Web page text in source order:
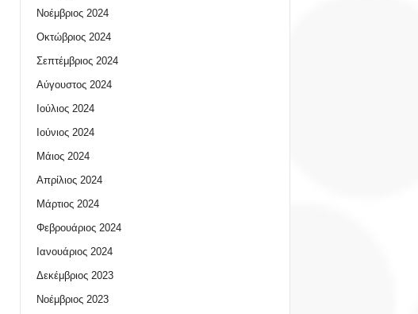
Νοέμβριος 2024
Οκτώβριος 2024
Σεπτέμβριος 2024
Αύγουστος 2024
Ιούλιος 2024
Ιούνιος 2024
Μάιος 2024
Απρίλιος 2024
Μάρτιος 2024
Φεβρουάριος 2024
Ιανουάριος 2024
Δεκέμβριος 2023
Νοέμβριος 2023